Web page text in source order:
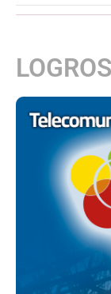
LOGROS